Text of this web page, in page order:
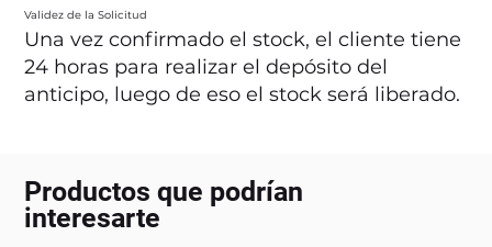
Validez de la Solicitud
Una vez confirmado el stock, el cliente tiene
24 horas para realizar el depósito del
anticipo, luego de eso el stock será liberado.
Productos que podrían
interesarte